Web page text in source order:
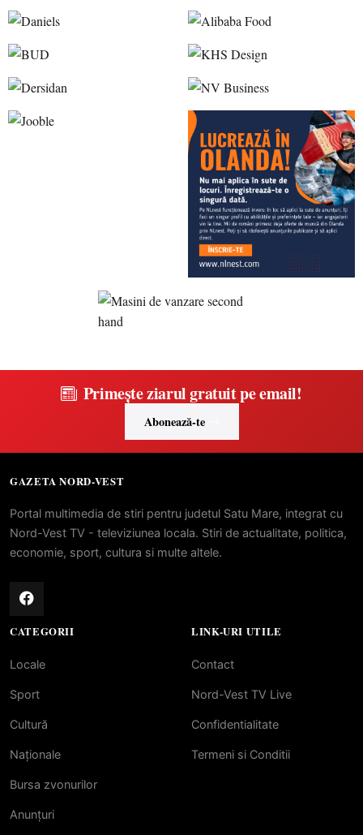
Primește ziarul gratuit pe email!
Abonează-te
GAZETA NORD-VEST
Portal multimedia de stiri pentru judetul Satu Mare, integrat cu
Nord-Vest TV - televiziunea locala. Stiri de actualitate, politica,
economie, sport, cultura si multe altele.
CATEGORII
Locale
Sport
Cultură
Naționale
Bursa zvonurilor
Anunțuri
LINK-URI UTILE
Contact
Nord-Vest TV Live
Confidentialitate
Termeni si Conditii